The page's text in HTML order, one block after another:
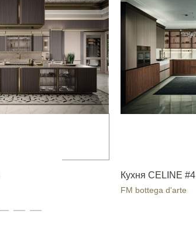
Кухня CELINE #4
FM bottega d'arte